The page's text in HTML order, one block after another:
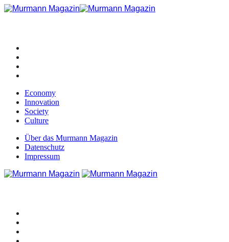
Economy
Innovation
Society
Culture
Über das Murmann Magazin
Datenschutz
Impressum